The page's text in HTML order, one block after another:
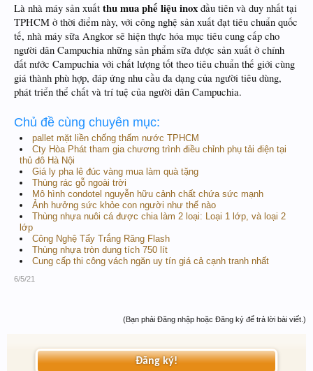
Là nhà máy sản xuất thu mua phế liệu inox đầu tiên và duy nhất tại
TPHCM ở thời điểm này, với công nghệ sản xuất đạt tiêu chuẩn quốc
tế, nhà máy sữa Angkor sẽ hiện thực hóa mục tiêu cung cấp cho
người dân Campuchia những sản phẩm sữa được sản xuất ở chính
đất nước Campuchia với chất lượng tốt theo tiêu chuẩn thế giới cùng
giá thành phù hợp, đáp ứng nhu cầu đa dạng của người tiêu dùng,
phát triển thể chất và trí tuệ của người dân Campuchia.
Chủ đề cùng chuyên mục:
pallet mặt liền chống thấm nước TPHCM
Cty Hòa Phát tham gia chương trình điều chỉnh phụ tải điện tại
thủ đô Hà Nội
Giá ly pha lê đúc vàng mua làm quà tặng
Thùng rác gỗ ngoài trời
Mô hình condotel nguyễn hữu cảnh chất chứa sức mạnh
Ảnh hưởng sức khỏe con người như thế nào
Thùng nhựa nuôi cá được chia làm 2 loại: Loại 1 lớp, và loại 2
lớp
Công Nghệ Tẩy Trắng Răng Flash
Thùng nhựa tròn dung tích 750 lít
Cung cấp thi công vách ngăn uy tín giá cả cạnh tranh nhất
6/5/21
(Bạn phải Đăng nhập hoặc Đăng ký để trả lời bài viết.)
Đăng ký!